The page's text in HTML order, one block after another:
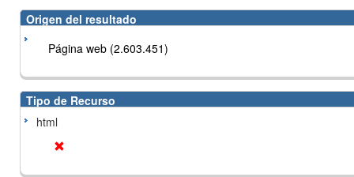
Origen del resultado
Página web (2.603.451)
Tipo de Recurso
html